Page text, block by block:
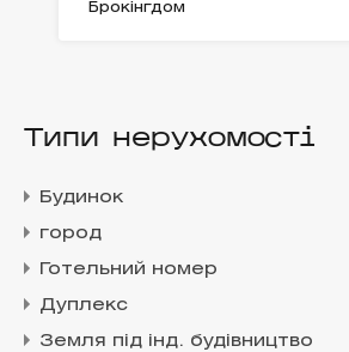
Брокінгдом
Типи нерухомості
Будинок
город
Готельний номер
Дуплекс
Земля під інд. будівництво